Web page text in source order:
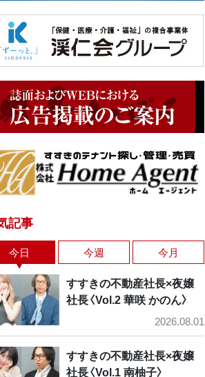
記事
今日 今週 今月
すすきの不動産社長×夜嬢
社長〈Vol.2 華咲 かのん〉
2026.08.01
すすきの不動産社長×夜嬢
社長〈Vol.1 南柚子〉